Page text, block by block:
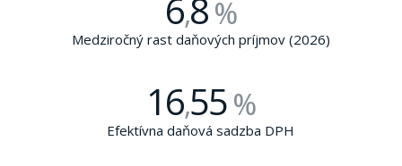
6,8%
Medziročný rast daňových príjmov (2026)
16,55%
Efektívna daňová sadzba DPH